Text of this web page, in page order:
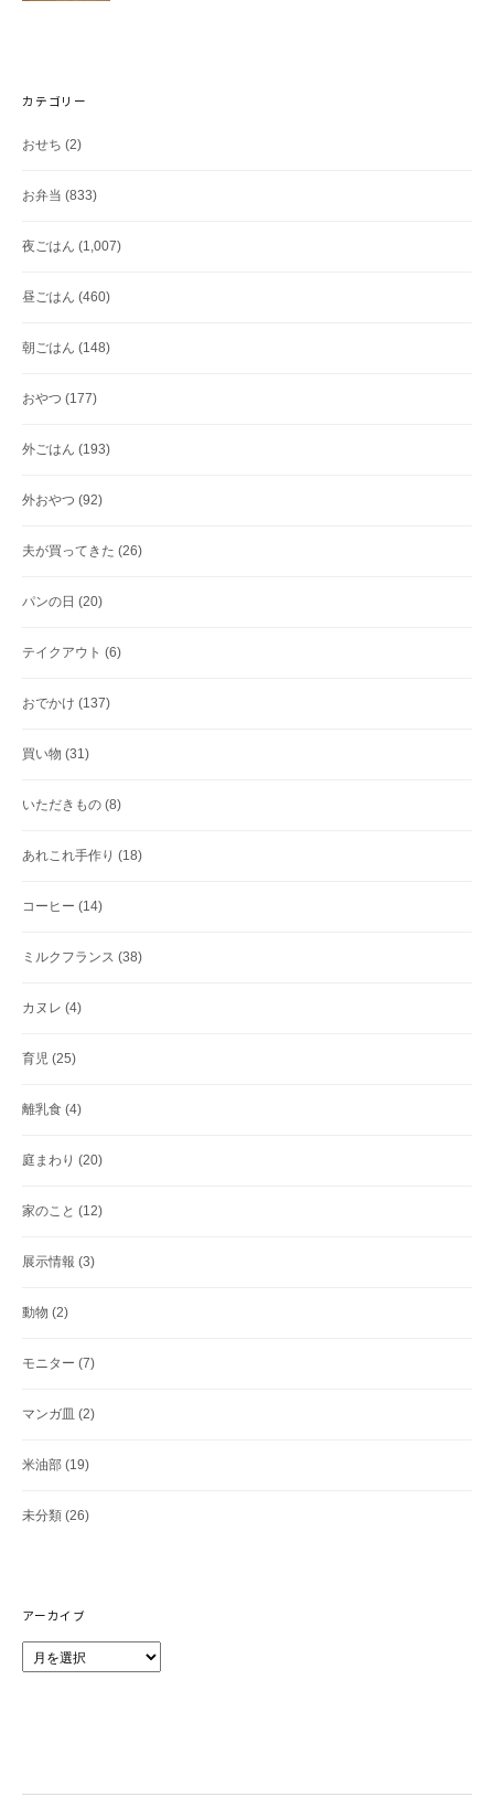
カテゴリー
おせち (2)
お弁当 (833)
夜ごはん (1,007)
昼ごはん (460)
朝ごはん (148)
おやつ (177)
外ごはん (193)
外おやつ (92)
夫が買ってきた (26)
パンの日 (20)
テイクアウト (6)
おでかけ (137)
買い物 (31)
いただきもの (8)
あれこれ手作り (18)
コーヒー (14)
ミルクフランス (38)
カヌレ (4)
育児 (25)
離乳食 (4)
庭まわり (20)
家のこと (12)
展示情報 (3)
動物 (2)
モニター (7)
マンガ皿 (2)
米油部 (19)
未分類 (26)
アーカイブ
ー